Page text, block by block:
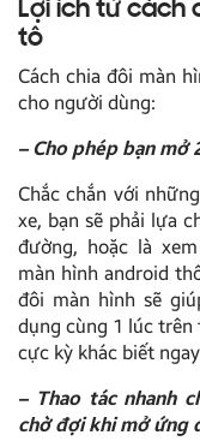
Lợi ích từ cách
tô
Cách chia đôi màn
cho người dùng:
– Cho phép bạn
Chắc chắn với
xe, bạn sẽ phải lựa
đường, hoặc là
màn hình android
đôi màn hình sẽ
dụng cùng 1 lúc
cực kỳ khác biết
– Thao tác nhanh
chờ đợi khi mở ứng